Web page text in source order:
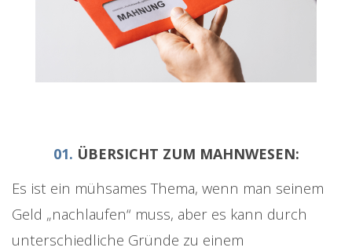
01. ÜBERSICHT ZUM MAHNWESEN:
Es ist ein mühsames Thema, wenn man seinem
Geld „nachlaufen“ muss, aber es kann durch
unterschiedliche Gründe zu einem